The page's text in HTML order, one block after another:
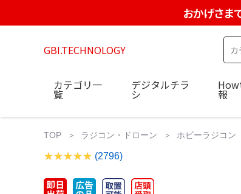
おかげさま
GBI.TECHNOLOGY
カテゴリ一
覧
デジタルチラ
シ 報
TOP ラジコン・ドローン ホビーラジコン
(2796)